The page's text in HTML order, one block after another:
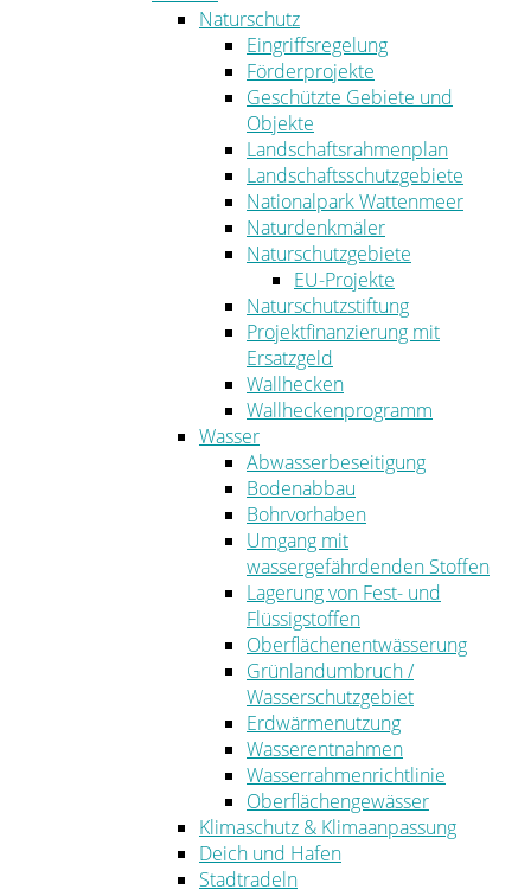
Naturschutz
Eingriffsregelung
Förderprojekte
Geschützte Gebiete und
Objekte
Landschaftsrahmenplan
Landschaftsschutzgebiete
Nationalpark Wattenmeer
Naturdenkmäler
Naturschutzgebiete
EU-Projekte
Naturschutzstiftung
Projektfinanzierung mit
Ersatzgeld
Wallhecken
Wallheckenprogramm
Wasser
Abwasserbeseitigung
Bodenabbau
Bohrvorhaben
Umgang mit
wassergefährdenden Stoffen
Lagerung von Fest- und
Flüssigstoffen
Oberflächenentwässerung
Grünlandumbruch /
Wasserschutzgebiet
Erdwärmenutzung
Wasserentnahmen
Wasserrahmenrichtlinie
Oberflächengewässer
Klimaschutz & Klimaanpassung
Deich und Hafen
Stadtradeln